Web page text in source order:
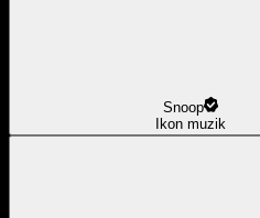
Snoop
Ikon muzik